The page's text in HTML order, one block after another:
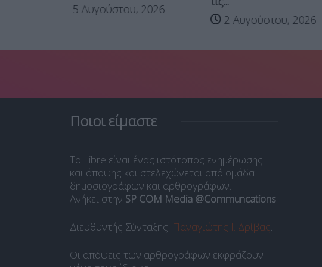
Ποιοι είμαστε
Το Libre είναι ένας ιστότοπος ενημέρωσης
και άποψης και στελεχώνεται από ομάδα
δημοσιογράφων και αρθρογράφων.
Ανήκει στην SP COM Media @Communcations.
Διευθυντής Σύνταξης: Παναγιώτης Ι. Δρίβας.
Οι απόψεις των αρθρογράφων εκφράζουν